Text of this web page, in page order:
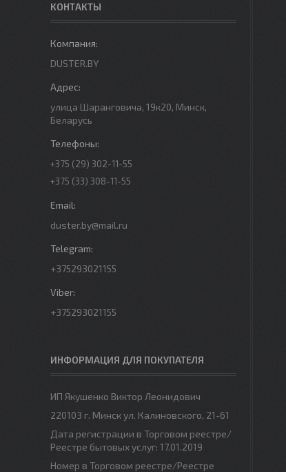
КОНТАКТЫ
DUSTER.BY
улица Шаранговича, 19к20, Минск,
Беларусь
+375 (29) 302-11-55
+375 (33) 308-11-55
duster.by@mail.ru
+375293021155
+375293021155
ИНФОРМАЦИЯ ДЛЯ ПОКУПАТЕЛЯ
ИП Якушенко Виктор Леонидович
220103 г. Минск ул. Калиновского, 21-61
Дата регистрации в Торговом реестре/
Реестре бытовых услуг: 17.01.2019
Номер в Торговом реестре/Реестре